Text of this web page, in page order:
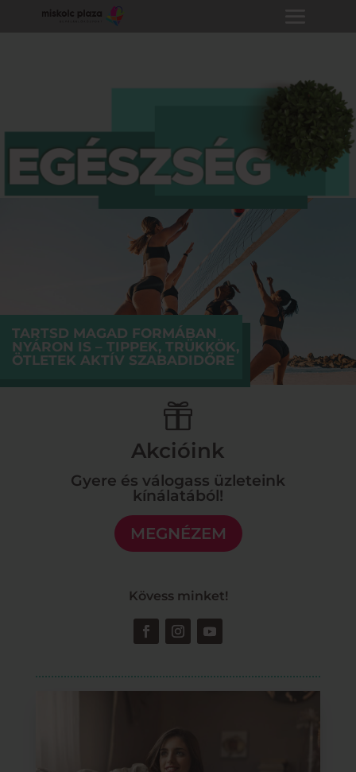
TARTSD MAGAD FORMÁBAN
NYÁRON IS – TIPPEK, TRÜKKÖK,
ÖTLETEK AKTÍV SZABADIDŐRE

Akcióink
Gyere és válogass üzleteink
kínálatából!
MEGNÉZEM
Kövess minket!